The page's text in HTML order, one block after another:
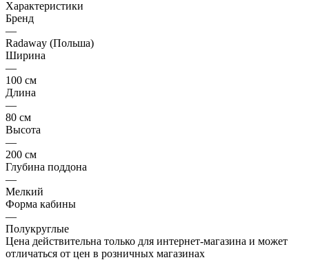
Характеристики
Бренд
—
Radaway (Польша)
Ширина
—
100 см
Длина
—
80 см
Высота
—
200 см
Глубина поддона
—
Мелкий
Форма кабины
—
Полукруглые
Цена действительна только для интернет-магазина и может
отличаться от цен в розничных магазинах